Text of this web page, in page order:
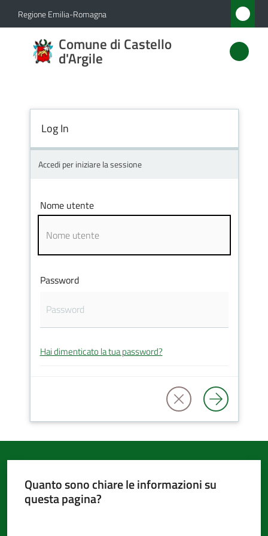
Vai al contenuto
Vai alla navigazione
Vai al footer
Regione Emilia-Romagna
Comune di Castello
d'Argile
Comune
di
Amministrazione
Servizi
Vivere
d'Argile
Amministrazione
argomenti...
Seguici
Log In
Accedi per iniziare la sessione
Nome utente
Password
Hai dimenticato la tua password?
Quanto sono chiare le informazioni su
questa pagina?